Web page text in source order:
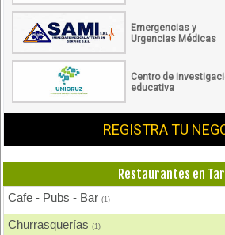
Emergencias y
Urgencias Médicas
Centro de
educativa
REGISTRA TU
Restaurantes en
Cafe - Pubs - Bar(1)
Churrasquerías(1)